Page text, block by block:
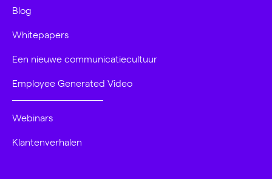
Blog
Whitepapers
Een nieuwe communicatiecultuur
Employee Generated Video
Webinars
Klantenverhalen